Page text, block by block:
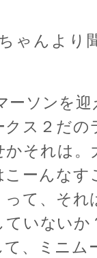
ゃんより
ーソンを
ス２だの
それは。
ーんなす
て、それ
ていない
、ミニム